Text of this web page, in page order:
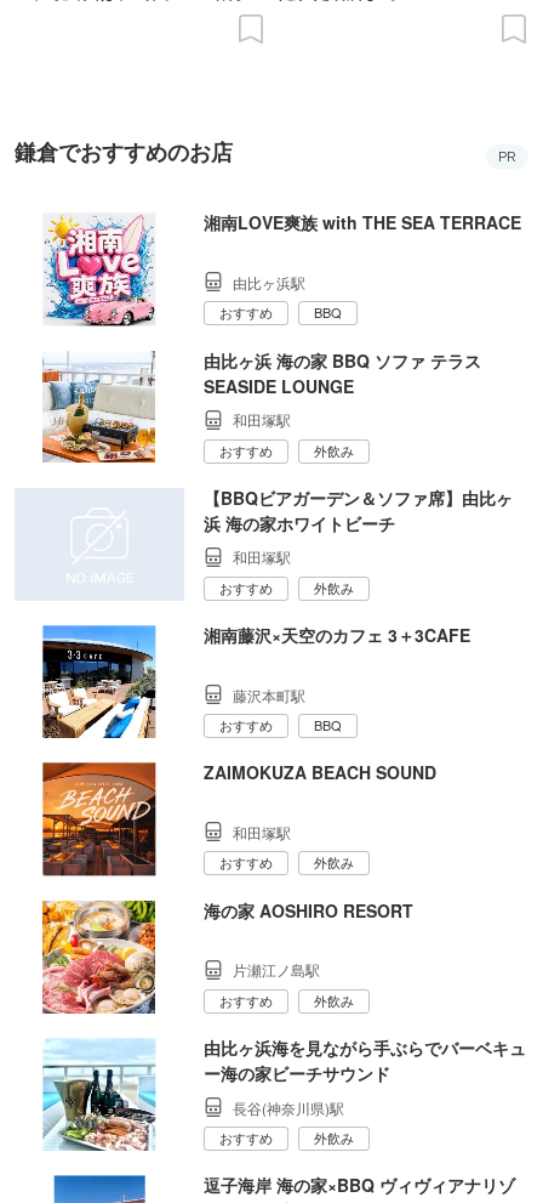
鎌倉でおすすめのお店 PR
湘南LOVE爽族 with THE SEA TERRACE
由比ヶ浜駅
おすすめ BBQ
由比ヶ浜 海の家 BBQ ソファ テラス
SEASIDE LOUNGE
和田塚駅
おすすめ 外飲み
【BBQビアガーデン＆ソファ席】由比ヶ
浜 海の家ホワイトビーチ
和田塚駅
おすすめ 外飲み
湘南藤沢×天空のカフェ 3＋3CAFE
藤沢本町駅
おすすめ BBQ
ZAIMOKUZA BEACH SOUND
和田塚駅
おすすめ 外飲み
海の家 AOSHIRO RESORT
片瀬江ノ島駅
おすすめ 外飲み
由比ヶ浜海を見ながら手ぶらでバーベキュ
ー海の家ビーチサウンド
長谷(神奈川県)駅
おすすめ 外飲み
逗子海岸 海の家×BBQ ヴィヴィアナリゾ